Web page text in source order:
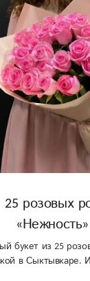
25 розовых
«Нежность»
букет из 25
в Сыктывкаре.